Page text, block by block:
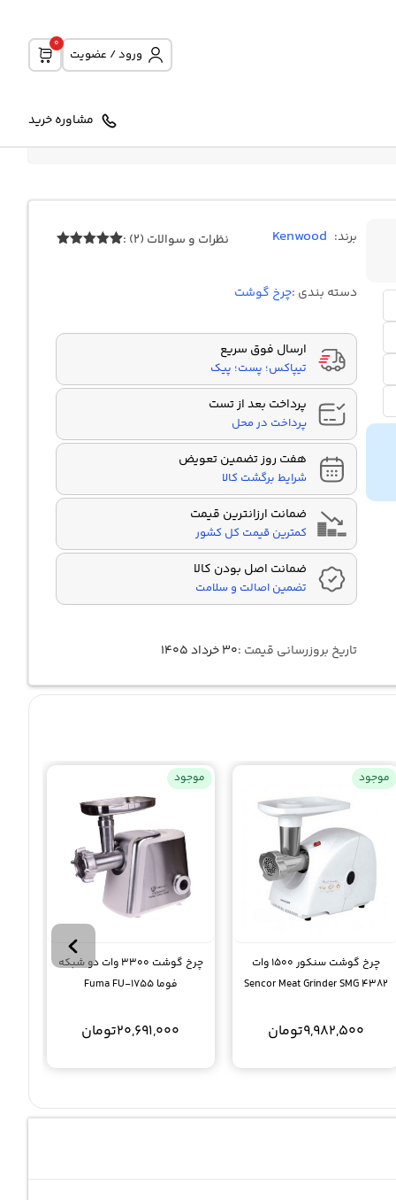
ورود / عضویت
0
مشاوره خرید
برند: Kenwood نظرات و سوالات (2) :
دسته بندی :چرخ گوشت
ارسال فوق سریع
تیپاکس؛ پست؛ پیک
پرداخت بعد از تست
پرداخت در محل
هفت روز تضمین تعویض
شرایط برگشت کالا
ضمانت ارزانترین قیمت
کمترین قیمت کل کشور
ضمانت اصل بودن کالا
تضمین اصالت و سلامت
تاریخ بروزرسانی قیمت :۳۰ خرداد ۱۴۰۵
موجود
چرخ گوشت سنکور 1500 وات
Sencor Meat Grinder SMG 4382
9,982,500تومان
موجود
چرخ گوشت 3300 وات دو شبکه
فوما Fuma FU-1755
20,691,000تومان